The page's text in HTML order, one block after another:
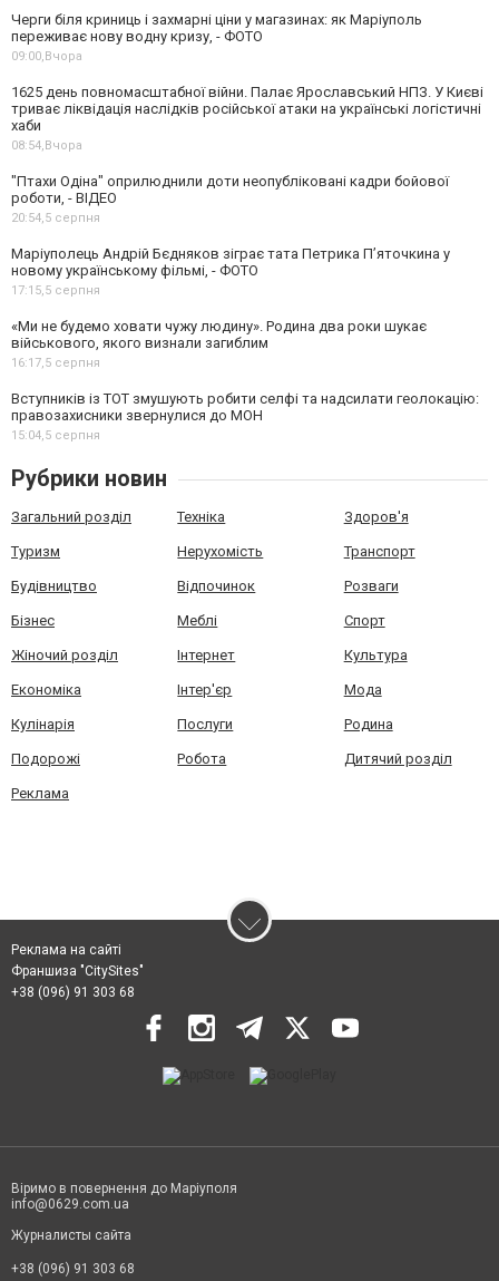
Черги біля криниць і захмарні ціни у магазинах: як Маріуполь
переживає нову водну кризу, - ФОТО
09:00,Вчора
1625 день повномасштабної війни. Палає Ярославський НПЗ. У Києві
триває ліквідація наслідків російської атаки на українські логістичні
хаби
08:54,Вчора
"Птахи Одіна" оприлюднили доти неопубліковані кадри бойової
роботи, - ВІДЕО
20:54,5 серпня
Маріуполець Андрій Бєдняков зіграє тата Петрика П’яточкина у
новому українському фільмі, - ФОТО
17:15,5 серпня
«Ми не будемо ховати чужу людину». Родина два роки шукає
військового, якого визнали загиблим
16:17,5 серпня
Вступників із ТОТ змушують робити селфі та надсилати геолокацію:
правозахисники звернулися до МОН
15:04,5 серпня
Рубрики новин
Загальний розділ Техніка Здоров'я
Туризм Нерухомість Транспорт
Будівництво Відпочинок Розваги
Бізнес Меблі Спорт
Жіночий розділ Інтернет Культура
Економіка Інтер'єр Мода
Кулінарія Послуги Родина
Подорожі Робота Дитячий розділ
Реклама
Реклама на сайті
Франшиза "CitySites"
+38 (096) 91 303 68
Віримо в повернення до Маріуполя
info@0629.com.ua
Журналисты сайта
+38 (096) 91 303 68